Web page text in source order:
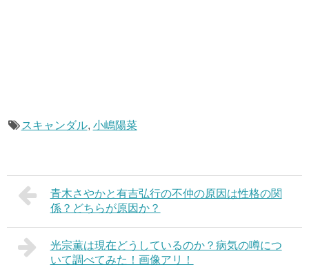
スキャンダル, 小嶋陽菜
青木さやかと有吉弘行の不仲の原因は性格の関
係？どちらが原因か？
光宗薫は現在どうしているのか？病気の噂につ
いて調べてみた！画像アリ！